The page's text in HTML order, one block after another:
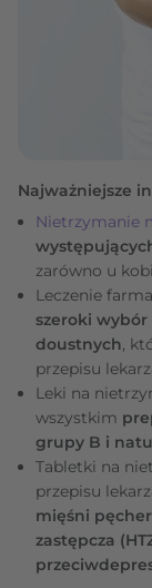
Najważniejsze
Nietrzymanie
zarówno u
Leczenie
szeroki
doustnych,
przepisu
Leki na
wszystkim
grupy B i
Tabletki na
przepisu
mięśni
zastępcza